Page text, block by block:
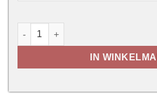
Blister pees voor vliegenraam
IN